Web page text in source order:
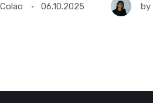
06.10.2025 by